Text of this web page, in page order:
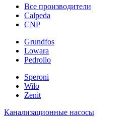
Все производители
Calpeda
CNP
Grundfos
Lowara
Pedrollo
Speroni
Wilo
Zenit
Канализационные насосы